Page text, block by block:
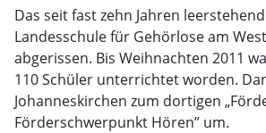
Das seit fast zehn Jahren
Landesschule für Gehörlose am
abgerissen. Bis Weihnachten 2011
110 Schüler unterrichtet worden.
Johanneskirchen zum dortigen
Förderschwerpunkt Hören” um.